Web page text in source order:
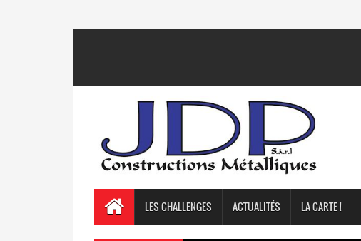
LES CHALLENGES ACTUALITÉS LA CARTE !